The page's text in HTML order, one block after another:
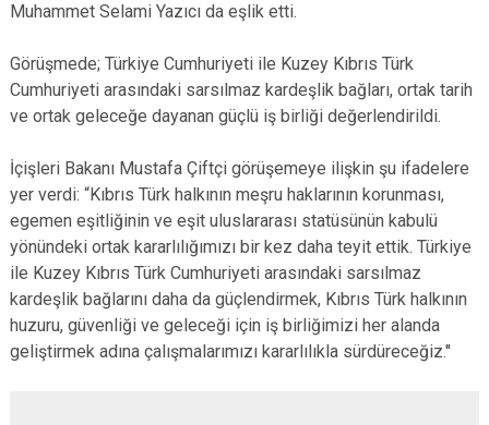
Muhammet Selami Yazıcı da eşlik etti.
Görüşmede; Türkiye Cumhuriyeti ile Kuzey Kıbrıs Türk
Cumhuriyeti arasındaki sarsılmaz kardeşlik bağları, ortak tarih
ve ortak geleceğe dayanan güçlü iş birliği değerlendirildi.
İçişleri Bakanı Mustafa Çiftçi görüşemeye ilişkin şu ifadelere
yer verdi: “Kıbrıs Türk halkının meşru haklarının korunması,
egemen eşitliğinin ve eşit uluslararası statüsünün kabulü
yönündeki ortak kararlılığımızı bir kez daha teyit ettik. Türkiye
ile Kuzey Kıbrıs Türk Cumhuriyeti arasındaki sarsılmaz
kardeşlik bağlarını daha da güçlendirmek, Kıbrıs Türk halkının
huzuru, güvenliği ve geleceği için iş birliğimizi her alanda
geliştirmek adına çalışmalarımızı kararlılıkla sürdüreceğiz.''